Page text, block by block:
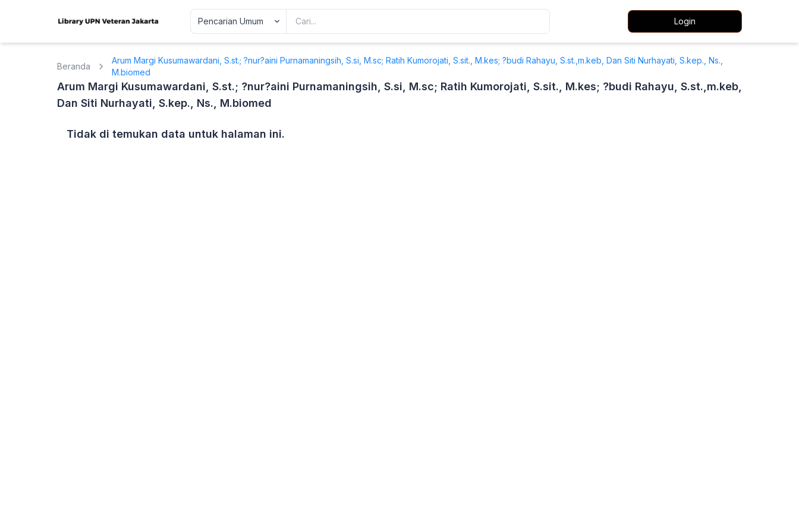
Login
Beranda
Arum Margi Kusumawardani, S.st.; ?nur?aini Purnamaningsih, S.si, M.sc; Ratih Kumorojati, S.sit., M.kes; ?budi Rahayu, S.st.,m.keb, Dan Siti Nurhayati, S.kep., Ns.,
M.biomed
Arum Margi Kusumawardani, S.st.; ?nur?aini Purnamaningsih, S.si, M.sc; Ratih Kumorojati, S.sit., M.kes; ?budi Rahayu, S.st.,m.keb,
Dan Siti Nurhayati, S.kep., Ns., M.biomed
Tidak di temukan data untuk halaman ini.